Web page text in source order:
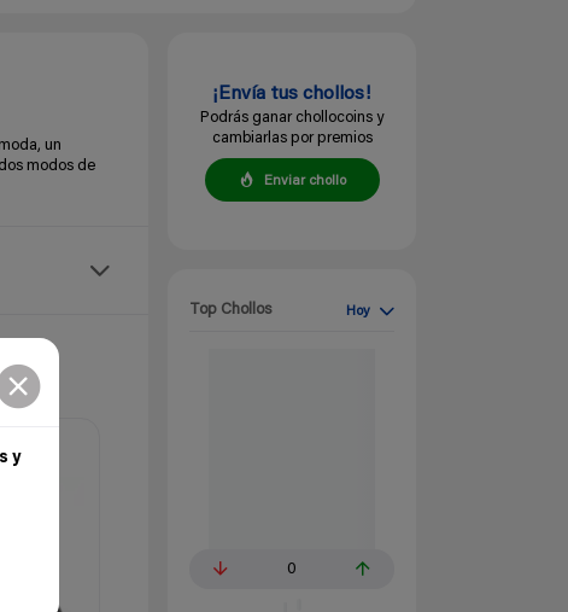
y
un
modos de
¡Envía tus chollos!
Podrás ganar chollocoins y
cambiarlas por premios
Enviar chollo
Top Chollos Hoy
0